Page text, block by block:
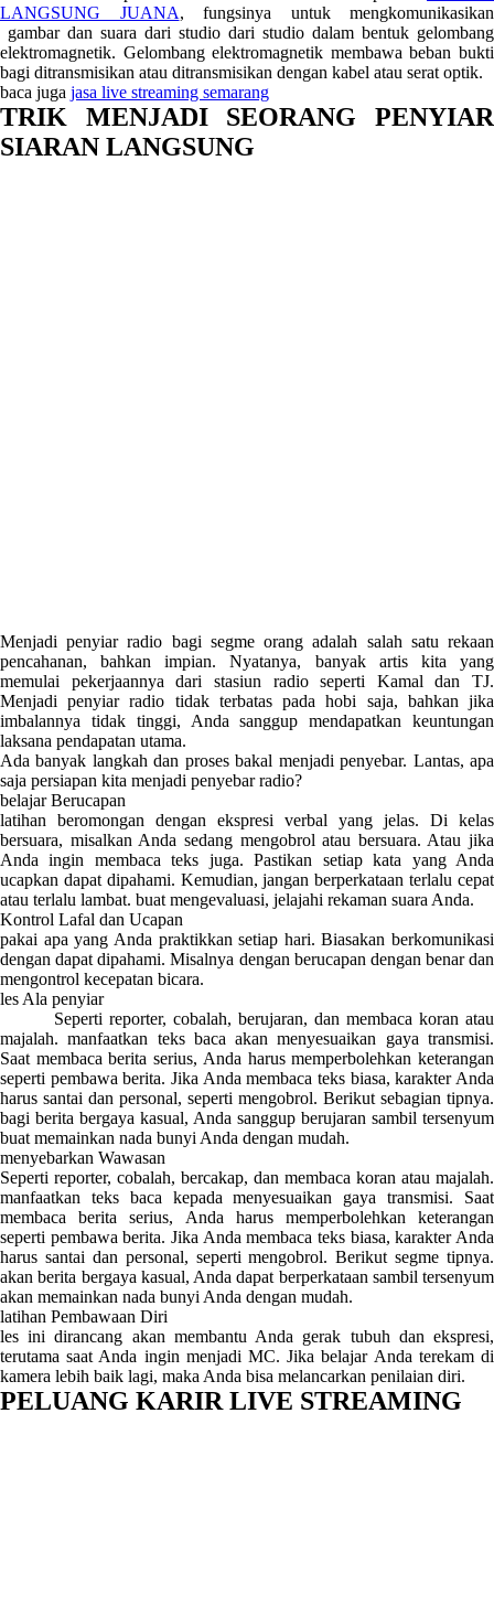
LANGSUNG JUANA, fungsinya untuk mengkomunikasikan
gambar dan suara dari studio dari studio dalam bentuk gelombang
elektromagnetik. Gelombang elektromagnetik membawa beban bukti
bagi ditransmisikan atau ditransmisikan dengan kabel atau serat optik.
baca juga jasa live streaming semarang
TRIK MENJADI SEORANG PENYIAR
SIARAN LANGSUNG
Menjadi penyiar radio bagi segme orang adalah salah satu rekaan
pencahanan, bahkan impian. Nyatanya, banyak artis kita yang
memulai pekerjaannya dari stasiun radio seperti Kamal dan TJ.
Menjadi penyiar radio tidak terbatas pada hobi saja, bahkan jika
imbalannya tidak tinggi, Anda sanggup mendapatkan keuntungan
laksana pendapatan utama.
Ada banyak langkah dan proses bakal menjadi penyebar. Lantas, apa
saja persiapan kita menjadi penyebar radio?
belajar Berucapan
latihan beromongan dengan ekspresi verbal yang jelas. Di kelas
bersuara, misalkan Anda sedang mengobrol atau bersuara. Atau jika
Anda ingin membaca teks juga. Pastikan setiap kata yang Anda
ucapkan dapat dipahami. Kemudian, jangan berperkataan terlalu cepat
atau terlalu lambat. buat mengevaluasi, jelajahi rekaman suara Anda.
Kontrol Lafal dan Ucapan
pakai apa yang Anda praktikkan setiap hari. Biasakan berkomunikasi
dengan dapat dipahami. Misalnya dengan berucapan dengan benar dan
mengontrol kecepatan bicara.
les Ala penyiar
Seperti reporter, cobalah, berujaran, dan membaca koran atau
majalah. manfaatkan teks baca akan menyesuaikan gaya transmisi.
Saat membaca berita serius, Anda harus memperbolehkan keterangan
seperti pembawa berita. Jika Anda membaca teks biasa, karakter Anda
harus santai dan personal, seperti mengobrol. Berikut sebagian tipnya.
bagi berita bergaya kasual, Anda sanggup berujaran sambil tersenyum
buat memainkan nada bunyi Anda dengan mudah.
menyebarkan Wawasan
Seperti reporter, cobalah, bercakap, dan membaca koran atau majalah.
manfaatkan teks baca kepada menyesuaikan gaya transmisi. Saat
membaca berita serius, Anda harus memperbolehkan keterangan
seperti pembawa berita. Jika Anda membaca teks biasa, karakter Anda
harus santai dan personal, seperti mengobrol. Berikut segme tipnya.
akan berita bergaya kasual, Anda dapat berperkataan sambil tersenyum
akan memainkan nada bunyi Anda dengan mudah.
latihan Pembawaan Diri
les ini dirancang akan membantu Anda gerak tubuh dan ekspresi,
terutama saat Anda ingin menjadi MC. Jika belajar Anda terekam di
kamera lebih baik lagi, maka Anda bisa melancarkan penilaian diri.
PELUANG KARIR LIVE STREAMING